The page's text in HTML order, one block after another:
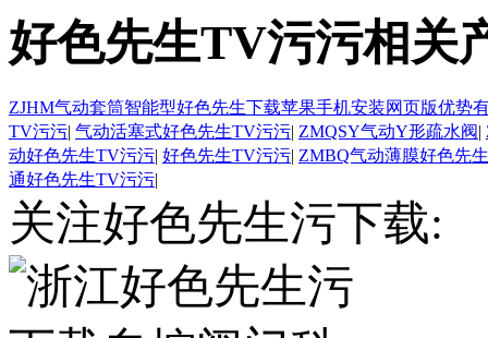
好色先生TV污污相关
ZJHM气动套筒智能型好色先生下载苹果手机安装网页版优势
TV污污| 气动活塞式好色先生TV污污| ZMQSY气动Y形疏水阀|
动好色先生TV污污| 好色先生TV污污| ZMBQ气动薄膜好色先
通好色先生TV污污|
关注好色先生污下载: